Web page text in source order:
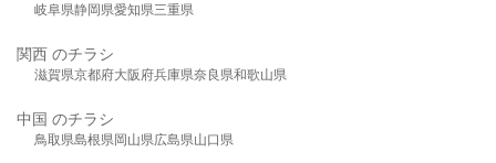
岐阜県静岡県愛知県三重県
関西 のチラシ
滋賀県京都府大阪府兵庫県奈良県和歌山県
中国 のチラシ
鳥取県島根県岡山県広島県山口県